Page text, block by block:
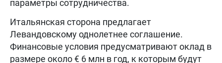
параметры сотрудничества.
Итальянская сторона предлагает
Левандовскому однолетнее соглашение.
Финансовые условия предусматривают оклад в
размере около € 6 млн в год, к которым будут